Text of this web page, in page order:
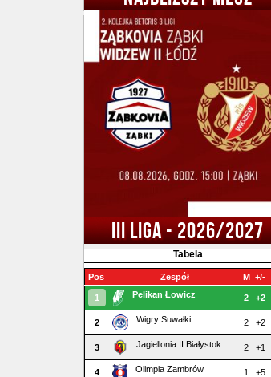
III LIGA - 2026/2027
Tabela
Pos Zespół M +/-
1 Pelikan Łowicz 2 +2
2 Wigry Suwałki 2 +2
3 Jagiellonia II Białystok 2 +1
4 Olimpia Zambrów 1 +5